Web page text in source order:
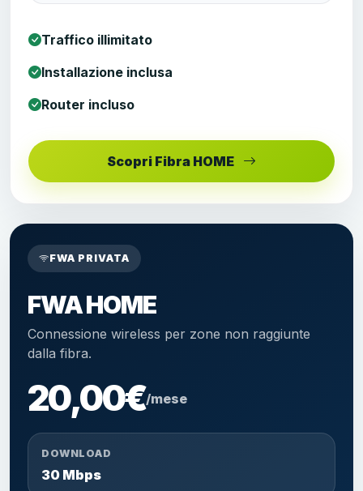
Traffico illimitato
Installazione inclusa
Router incluso
Scopri Fibra HOME
FWA PRIVATA
FWA HOME
Connessione wireless per zone non raggiunte
dalla fibra.
20,00€/mese
DOWNLOAD
30 Mbps